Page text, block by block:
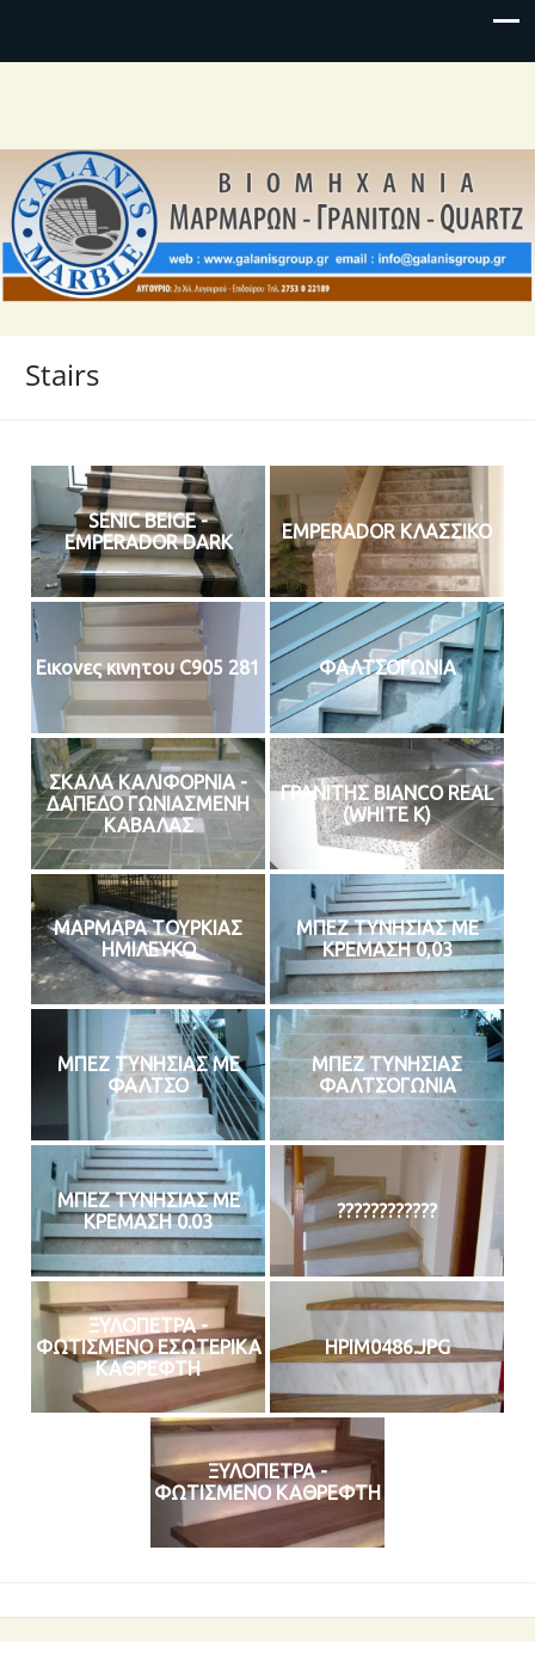
Stairs
SENIC BEIGE -
EMPERADOR DARK
EMPERADOR ΚΛΑΣΣΙΚΟ
Εικονες κινητου C905 281 ΦΑΛΤΣΟΓΩΝΙΑ
ΣΚΑΛΑ ΚΑΛΙΦΟΡΝΙΑ -
ΔΑΠΕΔΟ ΓΩΝΙΑΣΜΕΝΗ
ΚΑΒΑΛΑΣ
ΓΡΑΝΙΤΗΣ BIANCO REAL
(WHITE K)
ΜΑΡΜΑΡΑ ΤΟΥΡΚΙΑΣ
ΗΜΙΛΕΥΚΟ
ΜΠΕΖ ΤΥΝΗΣΙΑΣ ΜΕ
ΚΡΕΜΑΣΗ 0,03
ΜΠΕΖ ΤΥΝΗΣΙΑΣ ΜΕ
ΦΑΛΤΣΟ
ΜΠΕΖ ΤΥΝΗΣΙΑΣ
ΦΑΛΤΣΟΓΩΝΙΑ
ΜΠΕΖ ΤΥΝΗΣΙΑΣ ΜΕ
ΚΡΕΜΑΣΗ 0.03
????????????
ΞΥΛΟΠΕΤΡΑ -
ΦΩΤΙΣΜΕΝΟ ΕΣΩΤΕΡΙΚΑ
ΚΑΘΡΕΦΤΗ
HPIM0486.JPG
ΞΥΛΟΠΕΤΡΑ -
ΦΩΤΙΣΜΕΝΟ ΚΑΘΡΕΦΤΗ